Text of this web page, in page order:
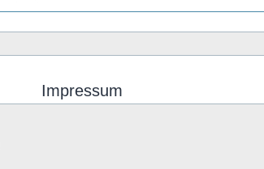
Impressum